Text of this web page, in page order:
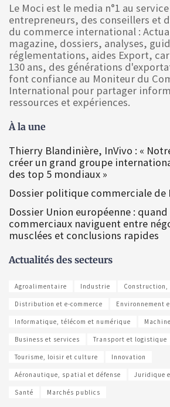
Le Moci est le media n°1 au
entrepreneurs, des conseillers et
du commerce international :
magazine, dossiers, analyses,
réglementations, aides Export,
130 ans, des générations
font confiance au Moniteur du
International pour partager
ressources et expériences.
À la une
Thierry Blandinière, InVivo : «
créer un grand groupe
des top 5 mondiaux »
Dossier politique commerciale de
Dossier Union européenne :
commerciaux naviguent entre
musclées et conclusions rapides
Actualités des secteurs
Agroalimentaire Industrie Construction,
Distribution et e-commerce Environnement
Informatique, télécom et numérique
Business et services Transport et logistique
Tourisme, loisir et culture Innovation
Aéronautique, spatial et défense Juridique
Santé Marchés publics